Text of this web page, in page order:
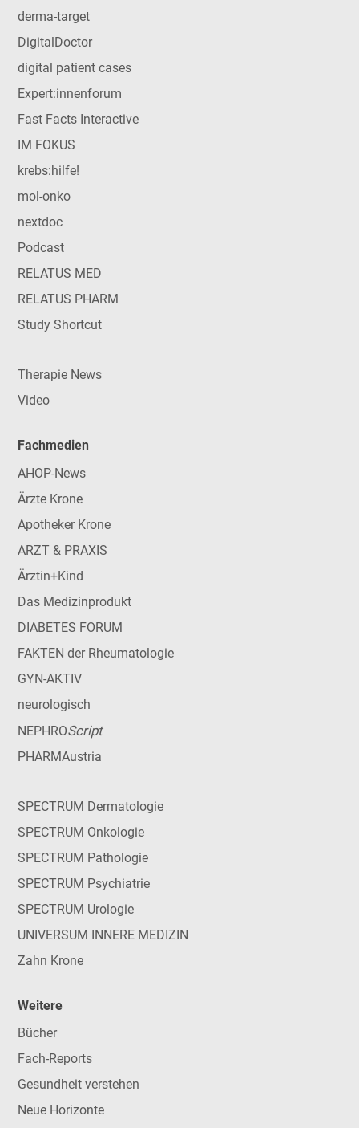
derma-target
DigitalDoctor
digital patient cases
Expert:innenforum
Fast Facts Interactive
IM FOKUS
krebs:hilfe!
mol-onko
nextdoc
Podcast
RELATUS MED
RELATUS PHARM
Study Shortcut
Therapie News
Video
Fachmedien
AHOP-News
Ärzte Krone
Apotheker Krone
ARZT & PRAXIS
Ärztin+Kind
Das Medizinprodukt
DIABETES FORUM
FAKTEN der Rheumatologie
GYN-AKTIV
neurologisch
NEPHROScript
PHARMAustria
SPECTRUM Dermatologie
SPECTRUM Onkologie
SPECTRUM Pathologie
SPECTRUM Psychiatrie
SPECTRUM Urologie
UNIVERSUM INNERE MEDIZIN
Zahn Krone
Weitere
Bücher
Fach-Reports
Gesundheit verstehen
Neue Horizonte